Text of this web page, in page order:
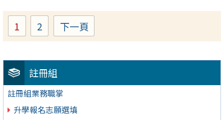
註冊組
註冊組業務職掌
升學報名志願選填
Page
1 Page
2 下一頁